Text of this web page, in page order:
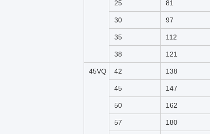
25 81
30 97
35 112
38 121
45VQ 42 138
45 147
50 162
57 180